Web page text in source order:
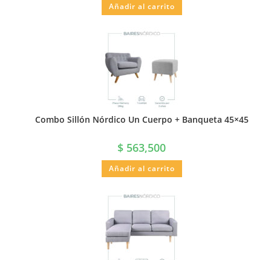
Añadir al carrito
Combo Sillón Nórdico Un Cuerpo + Banqueta 45×45
$ 563,500
Añadir al carrito